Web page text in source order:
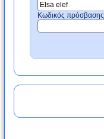
Κωδικός πρόσβασης